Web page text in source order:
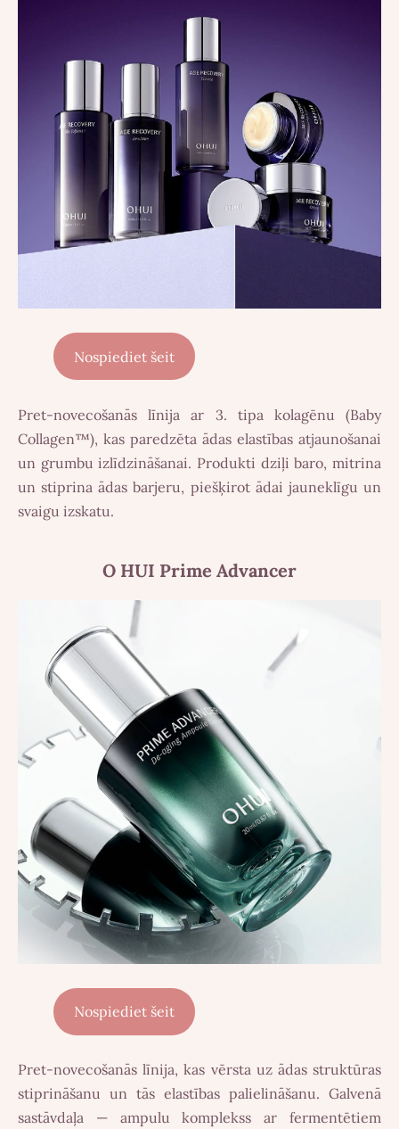
Nospiediet šeit
Pret-novecošanās līnija ar 3. tipa kolagēnu (Baby
Collagen™), kas paredzēta ādas elastības atjaunošanai
un grumbu izlīdzināšanai. Produkti dziļi baro, mitrina
un stiprina ādas barjeru, piešķirot ādai jauneklīgu un
svaigu izskatu.
O HUI Prime Advancer
Nospiediet šeit
Pret-novecošanās līnija, kas vērsta uz ādas struktūras
stiprināšanu un tās elastības palielināšanu. Galvenā
sastāvdaļa — ampulu komplekss ar fermentētiem